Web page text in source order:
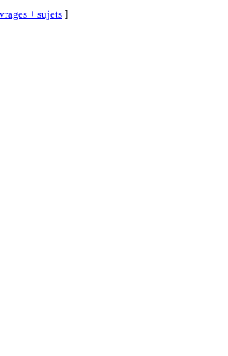
+ sujets ]